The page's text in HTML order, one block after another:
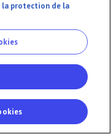
la protection de la